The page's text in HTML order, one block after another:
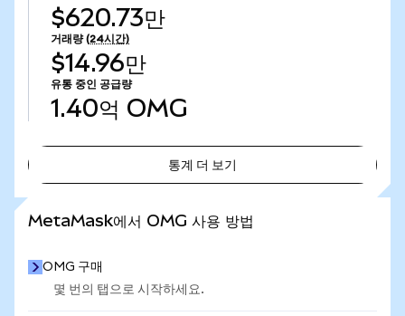
$620.73만
거래량 (24시간)
$14.96만
유통 중인 공급량
1.40억 OMG
통계 더 보기
MetaMask에서 OMG 사용 방법
OMG 구매
몇 번의 탭으로 시작하세요.